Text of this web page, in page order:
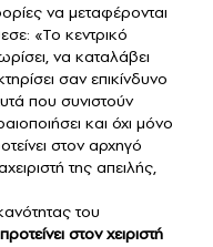
να μεταφέρονται
«Το κεντρικό
να καταλάβει
σαν επικίνδυνο
που συνιστούν
και όχι μόνο
στον αρχηγό
της απειλής,
του
στον χειριστή